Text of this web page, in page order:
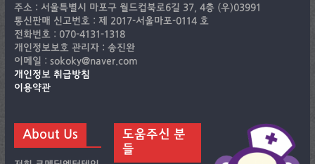
주소 : 서울특별시 마포구 월드컵북로6길 37, 4층 (우)03991
통신판매 신고번호 : 제 2017-서울마포-0114 호
전화번호 : 070-4131-1318
개인정보보호 관리자 : 송진완
이메일 : sokoky@naver.com
개인정보 취급방침
이용약관
About Us
도움주신 분
들